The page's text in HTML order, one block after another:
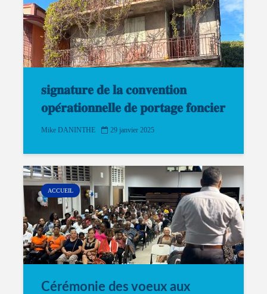
𝐬𝐢𝐠𝐧𝐚𝐭𝐮𝐫𝐞 𝐝𝐞 𝐥𝐚 𝐜𝐨𝐧𝐯𝐞𝐧𝐭𝐢𝐨𝐧
𝐨𝐩𝐞́𝐫𝐚𝐭𝐢𝐨𝐧𝐧𝐞𝐥𝐥𝐞 𝐝𝐞 𝐩𝐨𝐫𝐭𝐚𝐠𝐞 𝐟𝐨𝐧𝐜𝐢𝐞𝐫
Mike DANINTHE 29 janvier 2025
ACCUEIL
Cérémonie des voeux aux